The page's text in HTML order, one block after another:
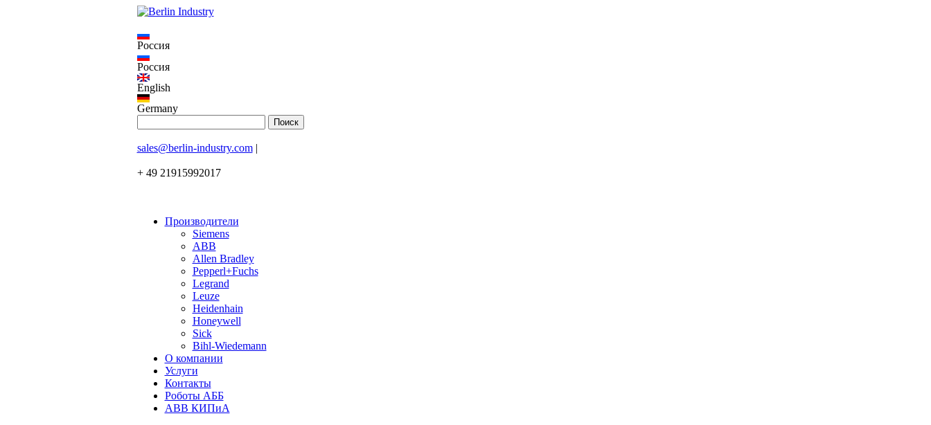
Россия
Россия
English
Germany
sales@berlin-industry.com|
+ 49 21915992017
Производители
Siemens
ABB
Allen Bradley
Pepperl+Fuchs
Legrand
Leuze
Heidenhain
Honeywell
Sick
Bihl-Wiedemann
О компании
Услуги
Контакты
Роботы АББ
ABB КИПиА